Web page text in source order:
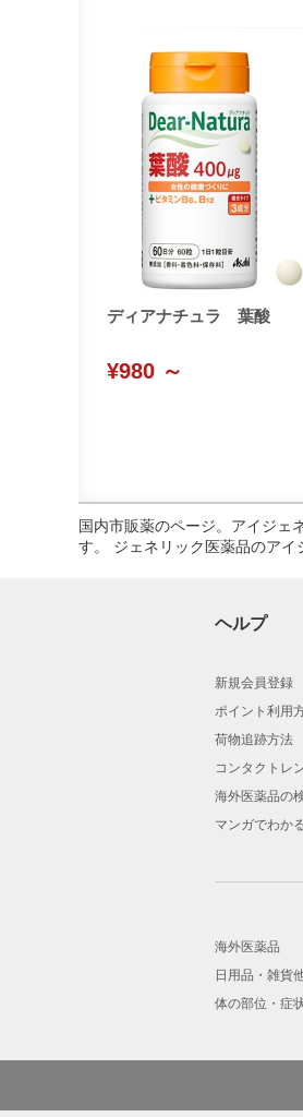
ディアナチュラ 葉酸
¥980 ～
国内市販薬のページ。アイジェ
す。 ジェネリック医薬品のアイ
ヘルプ
新規会員登録
ポイント利用
荷物追跡方法
コンタクトレ
海外医薬品の
マンガでわか
海外医薬品
日用品・雑貨
体の部位・症